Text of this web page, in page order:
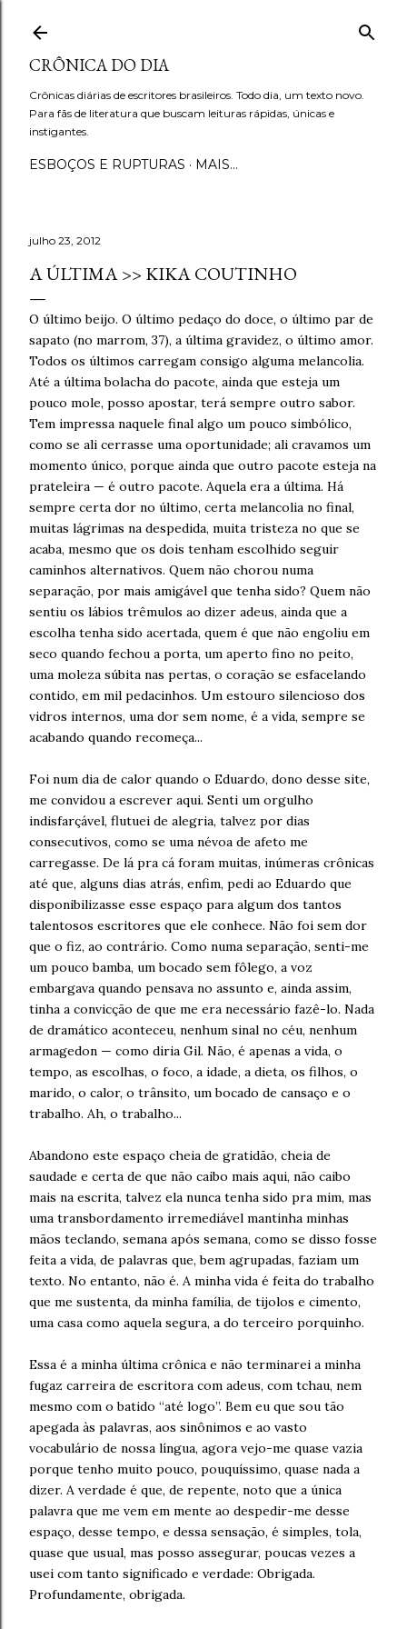
CRÔNICA DO DIA
Crônicas diárias de escritores brasileiros. Todo dia, um texto novo.
Para fãs de literatura que buscam leituras rápidas, únicas e
instigantes.
ESBOÇOS E RUPTURAS MAIS…
julho 23, 2012
A ÚLTIMA >> KIKA COUTINHO
O último beijo. O último pedaço do doce, o último par de
sapato (no marrom, 37), a última gravidez, o último amor.
Todos os últimos carregam consigo alguma melancolia.
Até a última bolacha do pacote, ainda que esteja um
pouco mole, posso apostar, terá sempre outro sabor.
Tem impressa naquele final algo um pouco simbólico,
como se ali cerrasse uma oportunidade; ali cravamos um
momento único, porque ainda que outro pacote esteja na
prateleira — é outro pacote. Aquela era a última. Há
sempre certa dor no último, certa melancolia no final,
muitas lágrimas na despedida, muita tristeza no que se
acaba, mesmo que os dois tenham escolhido seguir
caminhos alternativos. Quem não chorou numa
separação, por mais amigável que tenha sido? Quem não
sentiu os lábios trêmulos ao dizer adeus, ainda que a
escolha tenha sido acertada, quem é que não engoliu em
seco quando fechou a porta, um aperto fino no peito,
uma moleza súbita nas pertas, o coração se esfacelando
contido, em mil pedacinhos. Um estouro silencioso dos
vidros internos, uma dor sem nome, é a vida, sempre se
acabando quando recomeça...
Foi num dia de calor quando o Eduardo, dono desse site,
me convidou a escrever aqui. Senti um orgulho
indisfarçável, flutuei de alegria, talvez por dias
consecutivos, como se uma névoa de afeto me
carregasse. De lá pra cá foram muitas, inúmeras crônicas
até que, alguns dias atrás, enfim, pedi ao Eduardo que
disponibilizasse esse espaço para algum dos tantos
talentosos escritores que ele conhece. Não foi sem dor
que o fiz, ao contrário. Como numa separação, senti-me
um pouco bamba, um bocado sem fôlego, a voz
embargava quando pensava no assunto e, ainda assim,
tinha a convicção de que me era necessário fazê-lo. Nada
de dramático aconteceu, nenhum sinal no céu, nenhum
armagedon — como diria Gil. Não, é apenas a vida, o
tempo, as escolhas, o foco, a idade, a dieta, os filhos, o
marido, o calor, o trânsito, um bocado de cansaço e o
trabalho. Ah, o trabalho...
Abandono este espaço cheia de gratidão, cheia de
saudade e certa de que não caibo mais aqui, não caibo
mais na escrita, talvez ela nunca tenha sido pra mim, mas
uma transbordamento irremediável mantinha minhas
mãos teclando, semana após semana, como se disso fosse
feita a vida, de palavras que, bem agrupadas, faziam um
texto. No entanto, não é. A minha vida é feita do trabalho
que me sustenta, da minha família, de tijolos e cimento,
uma casa como aquela segura, a do terceiro porquinho.
Essa é a minha última crônica e não terminarei a minha
fugaz carreira de escritora com adeus, com tchau, nem
mesmo com o batido “até logo”. Bem eu que sou tão
apegada às palavras, aos sinônimos e ao vasto
vocabulário de nossa língua, agora vejo-me quase vazia
porque tenho muito pouco, pouquíssimo, quase nada a
dizer. A verdade é que, de repente, noto que a única
palavra que me vem em mente ao despedir-me desse
espaço, desse tempo, e dessa sensação, é simples, tola,
quase que usual, mas posso assegurar, poucas vezes a
usei com tanto significado e verdade: Obrigada.
Profundamente, obrigada.